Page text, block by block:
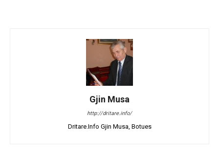
Gjin Musa
http://dritare.info/
Dritare.Info Gjin Musa, Botues